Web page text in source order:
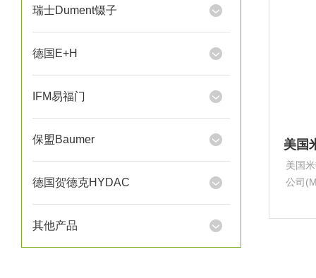
瑞士Dument镊子
德国E+H
IFM易福门
保盟Baumer
德国贺德克HYDAC
其他产品
美国
公司
工、